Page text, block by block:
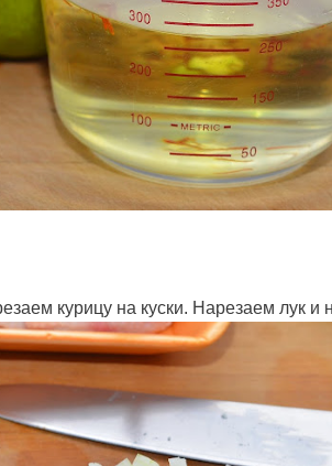
курицу на куски. Нарезаем лук